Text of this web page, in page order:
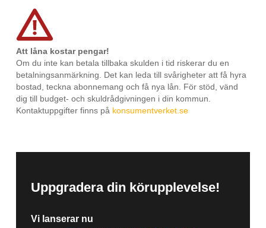
Att låna kostar pengar!
Om du inte kan betala tillbaka skulden i tid riskerar du en
betalningsanmärkning. Det kan leda till svårigheter att få hyra
bostad, teckna abonnemang och få nya lån. För stöd, vänd
dig till budget- och skuldrådgivningen i din kommun.
Kontaktuppgifter finns på konsumentverket.se
Uppgradera din körupplevelse!
Vi lanserar nu